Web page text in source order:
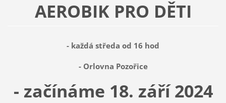
AEROBIK PRO DĚTI
- každá středa od 16 hod
- Orlovna Pozořice
- začínáme 18. září 2024